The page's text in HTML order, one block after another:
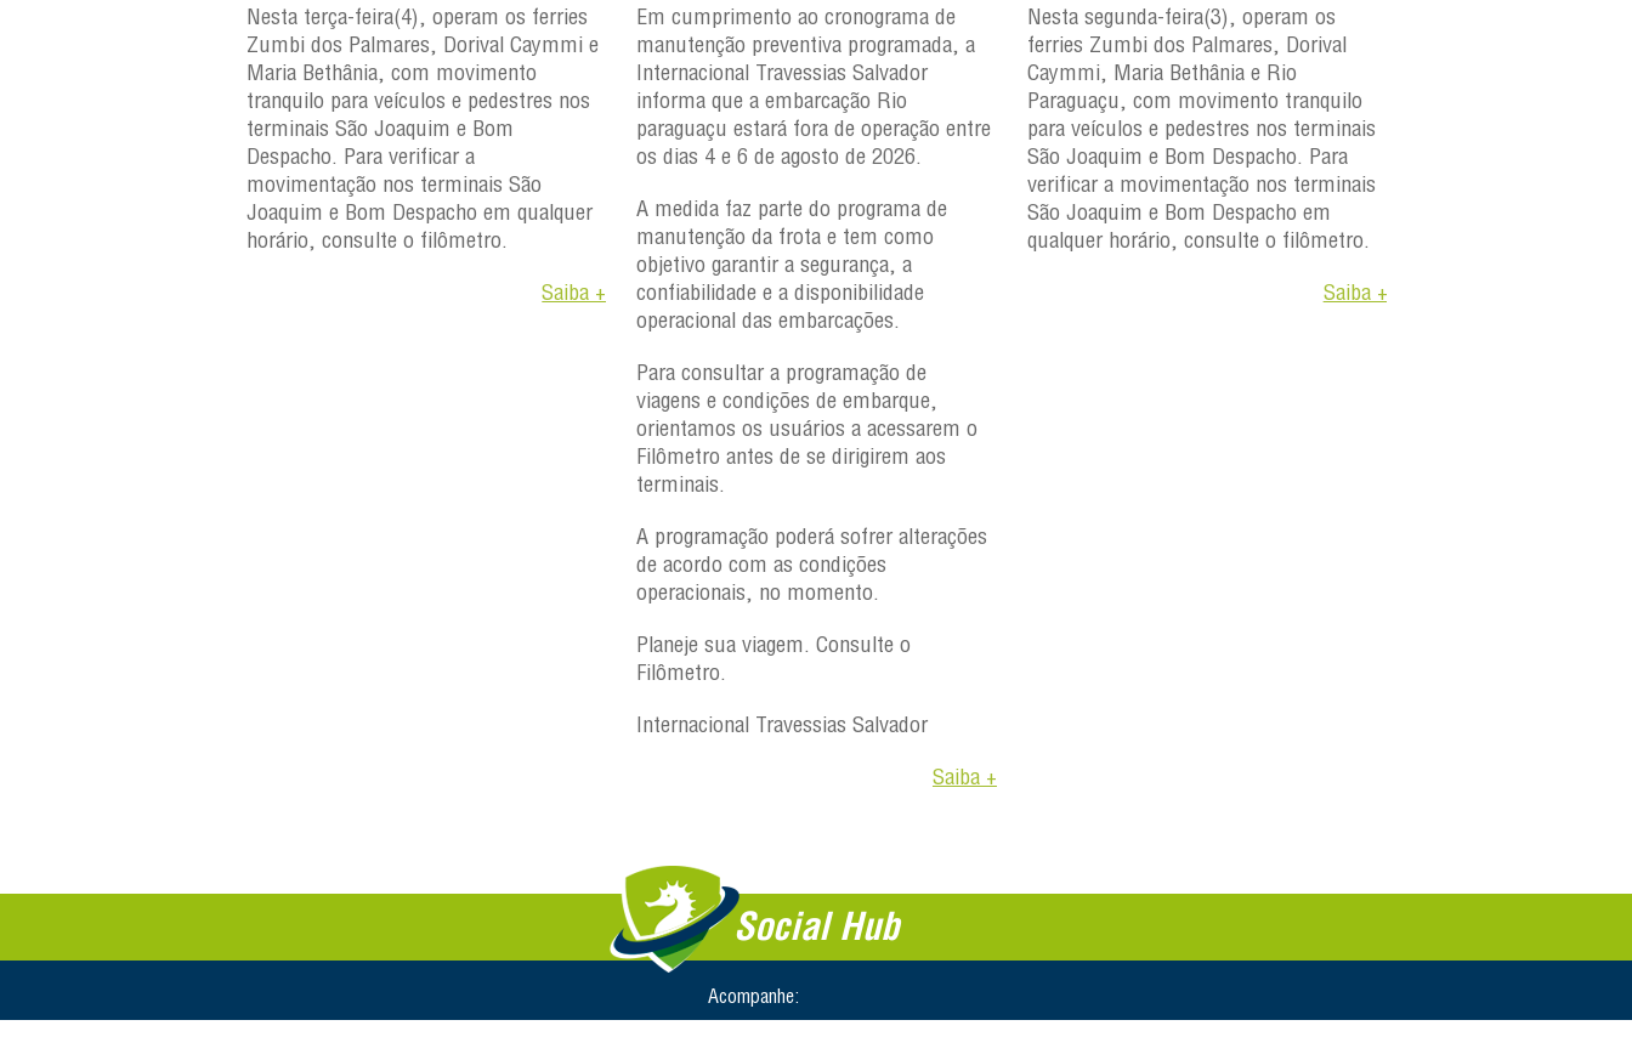
Nesta terça-feira(4), operam os ferries
Zumbi dos Palmares, Dorival Caymmi e
Maria Bethânia, com movimento
tranquilo para veículos e pedestres nos
terminais São Joaquim e Bom
Despacho. Para verificar a
movimentação nos terminais São
Joaquim e Bom Despacho em qualquer
horário, consulte o filômetro.
Saiba +
Em cumprimento ao cronograma de
manutenção preventiva programada, a
Internacional Travessias Salvador
informa que a embarcação Rio
paraguaçu estará fora de operação entre
os dias 4 e 6 de agosto de 2026.
A medida faz parte do programa de
manutenção da frota e tem como
objetivo garantir a segurança, a
confiabilidade e a disponibilidade
operacional das embarcações.
Para consultar a programação de
viagens e condições de embarque,
orientamos os usuários a acessarem o
Filômetro antes de se dirigirem aos
terminais.
A programação poderá sofrer alterações
de acordo com as condições
operacionais, no momento.
Planeje sua viagem. Consulte o
Filômetro.
Internacional Travessias Salvador
Saiba +
Nesta segunda-feira(3), operam os
ferries Zumbi dos Palmares, Dorival
Caymmi, Maria Bethânia e Rio
Paraguaçu, com movimento tranquilo
para veículos e pedestres nos terminais
São Joaquim e Bom Despacho. Para
verificar a movimentação nos terminais
São Joaquim e Bom Despacho em
qualquer horário, consulte o filômetro.
Saiba +
Social Hub
Acompanhe: